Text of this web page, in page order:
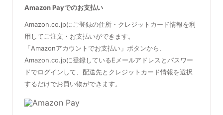
Amazon Payでのお支払い
Amazon.co.jpにご登録の住所・クレジットカード情報を利
用してご注文・お支払いができます。
「Amazonアカウントでお支払い」ボタンから、
Amazon.co.jpに登録しているEメールアドレスとパスワー
ドでログインして、配送先とクレジットカード情報を選択
するだけでお買い物ができます。